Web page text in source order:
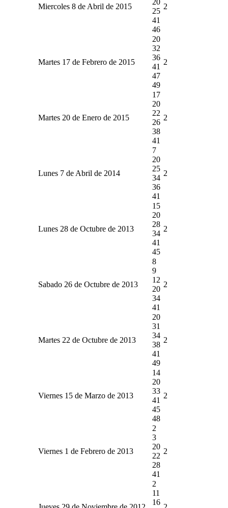
Miercoles 8 de Abril de 2015
25
41
46
2
Martes 17 de Febrero de 2015
20
32
36
41
47
49
2
Martes 20 de Enero de 2015
17
20
22
26
38
41
2
Lunes 7 de Abril de 2014
7
20
25
34
36
41
2
Lunes 28 de Octubre de 2013
15
20
28
34
41
45
2
Sabado 26 de Octubre de 2013
8
9
12
20
34
41
2
Martes 22 de Octubre de 2013
20
31
34
38
41
49
2
Viernes 15 de Marzo de 2013
14
20
33
41
45
48
2
Viernes 1 de Febrero de 2013
2
3
20
22
28
41
2
2
11
16